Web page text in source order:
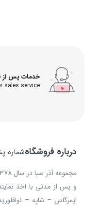
خدمات پس از
sales service
درباره فروشگاهشماره
و پس از مدتی با اخذ
ایمرگاس – شاپه –